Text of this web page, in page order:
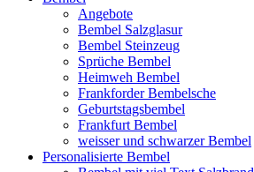
Angebote
Bembel Salzglasur
Bembel Steinzeug
Sprüche Bembel
Heimweh Bembel
Frankforder Bembelsche
Geburtstagsbembel
Frankfurt Bembel
weisser und schwarzer Bembel
Personalisierte Bembel